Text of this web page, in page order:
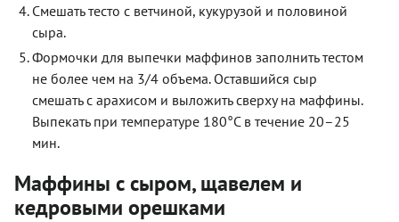
Смешать тесто с ветчиной, кукурузой и половиной
сыра.
Формочки для выпечки маффинов заполнить тестом
не более чем на 3/4 объема. Оставшийся сыр
смешать с арахисом и выложить сверху на маффины.
Выпекать при температуре 180°С в течение 20–25
мин.
Маффины с сыром, щавелем и
кедровыми орешками